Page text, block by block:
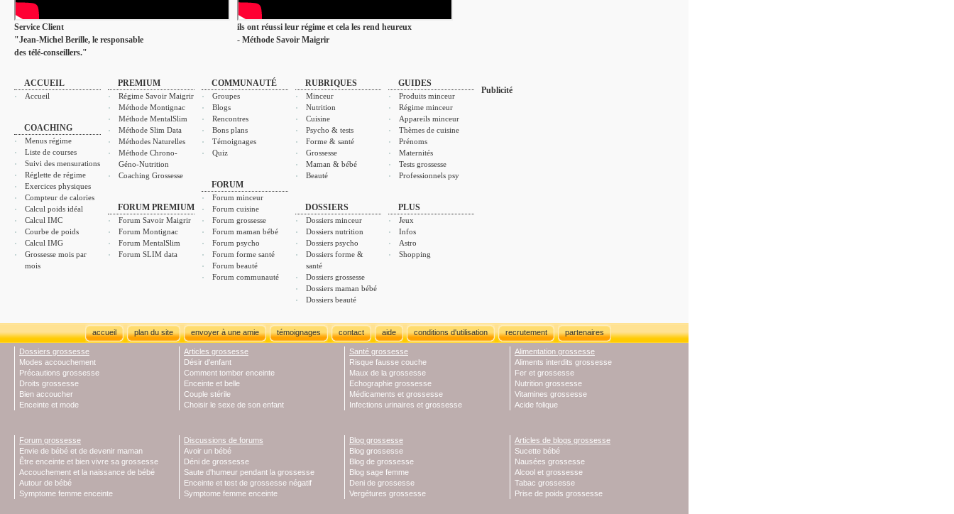
Service Client
"Jean-Michel Berille, le responsable
des télé-conseillers."
ils ont réussi leur régime et cela les rend heureux
- Méthode Savoir Maigrir
ACCUEIL
Accueil
COACHING
Menus régime
Liste de courses
Suivi des mensurations
Réglette de régime
Exercices physiques
Compteur de calories
Calcul poids idéal
Calcul IMC
Courbe de poids
Calcul IMG
Grossesse mois par
mois
PREMIUM
Régime Savoir Maigrir
Méthode Montignac
Méthode MentalSlim
Méthode Slim Data
Méthodes Naturelles
Méthode Chrono-
Géno-Nutrition
Coaching Grossesse
FORUM PREMIUM
Forum Savoir Maigrir
Forum Montignac
Forum MentalSlim
Forum SLIM data
COMMUNAUTÉ
Groupes
Blogs
Rencontres
Bons plans
Témoignages
Quiz
FORUM
Forum minceur
Forum cuisine
Forum grossesse
Forum maman bébé
Forum psycho
Forum forme santé
Forum beauté
Forum communauté
RUBRIQUES
Minceur
Nutrition
Cuisine
Psycho & tests
Forme & santé
Grossesse
Maman & bébé
Beauté
DOSSIERS
Dossiers minceur
Dossiers nutrition
Dossiers psycho
Dossiers forme &
santé
Dossiers grossesse
Dossiers maman bébé
Dossiers beauté
GUIDES
Produits minceur
Régime minceur
Appareils minceur
Thèmes de cuisine
Prénoms
Maternités
Tests grossesse
Professionnels psy
PLUS
Jeux
Infos
Astro
Shopping
Publicité
accueil plan du site envoyer à une amie témoignages contact aide conditions d'utilisation recrutement partenaires
Dossiers grossesse
Modes accouchement
Précautions grossesse
Droits grossesse
Bien accoucher
Enceinte et mode
Articles grossesse
Désir d'enfant
Comment tomber enceinte
Enceinte et belle
Couple stérile
Choisir le sexe de son enfant
Santé grossesse
Risque fausse couche
Maux de la grossesse
Echographie grossesse
Médicaments et grossesse
Infections urinaires et grossesse
Alimentation grossesse
Aliments interdits grossesse
Fer et grossesse
Nutrition grossesse
Vitamines grossesse
Acide folique
Forum grossesse
Envie de bébé et de devenir maman
Être enceinte et bien vivre sa grossesse
Accouchement et la naissance de bébé
Autour de bébé
Symptome femme enceinte
Discussions de forums
Avoir un bébé
Déni de grossesse
Saute d'humeur pendant la grossesse
Enceinte et test de grossesse négatif
Symptome femme enceinte
Blog grossesse
Blog grossesse
Blog de grossesse
Blog sage femme
Deni de grossesse
Vergétures grossesse
Articles de blogs grossesse
Sucette bébé
Nausées grossesse
Alcool et grossesse
Tabac grossesse
Prise de poids grossesse